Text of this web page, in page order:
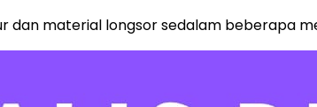
dan material longsor sedalam beberapa